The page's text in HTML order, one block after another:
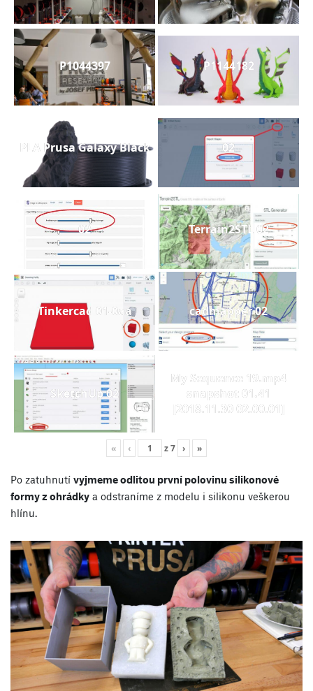
P1044397 P1144182
PLA Prusa Galaxy Black 02
02 Terrain2STL 02
Tinkercad 01-0aa cadmapper 02
SketchUp 02
My Sequence 19.mp4
snapshot 01.41
[2018.11.30 02.00.01]
« ‹ z7 › »
Po zatuhnutí vyjmeme odlitou první polovinu silikonové
formy z ohrádky a odstraníme z modelu i silikonu veškerou
hlínu.